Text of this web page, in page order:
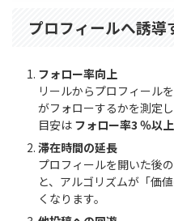
プロフィールへ誘導
フォロー率向上
リールからプロフィール
がフォローするかを測定し
目安は フォロー率3 ％以上
滞在時間の延長
プロフィールを開いた後
と、アルゴリズムが「価
くなります。